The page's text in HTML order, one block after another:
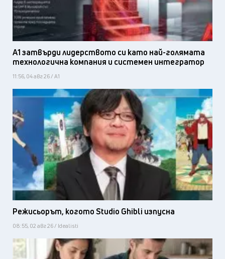
А1 затвърди лидерството си като най-голямата
технологична компания и системен интегратор
11:56, 04 авг 26 / А1
Режисьорът, когото Studio Ghibli изпусна
08:55, 02 авг 26 / Idealisti